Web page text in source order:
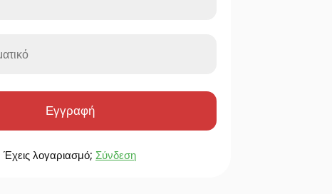
Εγγραφή
Έχεις λογαριασμό; Σύνδεση